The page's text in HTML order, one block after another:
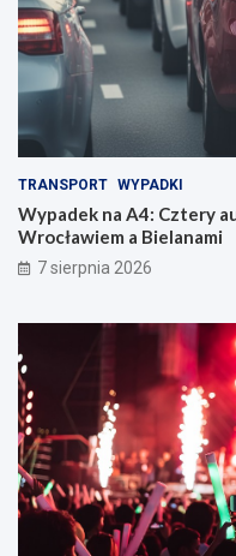
TRANSPORT WYPADKI
Wypadek na A4: Cztery
Wrocławiem a Bielanami
7 sierpnia 2026